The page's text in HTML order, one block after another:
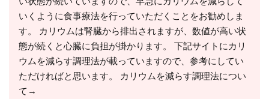
いくように食事療法を行っていただくことをお勧めしま
す。 カリウムは腎臓から排出されますが、数値が高い状
態が続くと心臓に負担が掛かります。 下記サイトにカリ
ウムを減らす調理法が載っていますので、参考にしてい
ただければと思います。 カリウムを減らす調理法につい
て→